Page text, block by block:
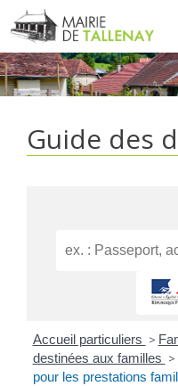
Aller
au
contenu
Guide des
Accueil particuliers >
destinées aux familles >
pour les prestations